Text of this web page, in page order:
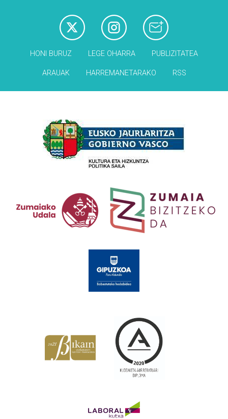
HONI BURUZ LEGE OHARRA PUBLIZITATEA
ARAUAK HARREMANETARAKO RSS